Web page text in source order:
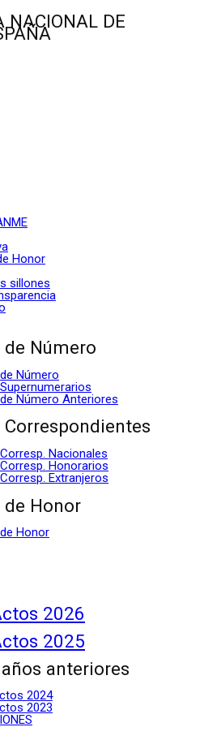
NACIONAL DE
Honor
sillones
Número
Número
Número Anteriores
Nacionales
Honorarios
Extranjeros
Honor
Honor
2026
2025
anteriores
2024
2023